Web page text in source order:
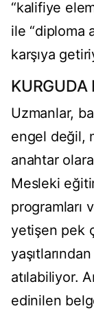
“kalifiye
ile “diploma
karşıya
KURGUDA
Uzmanlar,
engel değil,
anahtar
Mesleki
programları
yetişen pek
atılabiliyor.
edinilen